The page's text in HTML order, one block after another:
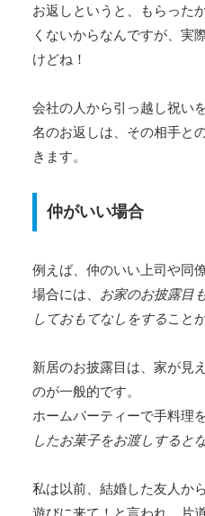
お返しというと、もらった
くないからなんですが、実
けどね！
会社の人から引っ越し祝い
名のお返しは、その相手と
きます。
仲がいい場合
例えば、仲のいい上司や同
場合には、 お家のお披露目
しておもてなしをすること
新居のお披露目は、家が見
のが一般的です。
ホームパーティーで手料理
したお菓子をお渡しすると
私は以前、結婚した友人か